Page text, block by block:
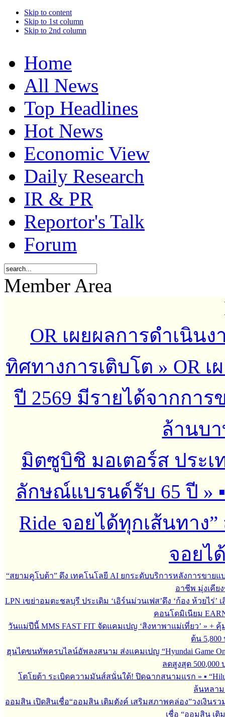
Skip to content
Skip to 1st column
Skip to 2nd column
Home
All News
Top Headlines
Hot News
Economic View
Daily Research
IR & PR
Reportor's Talk
Forum
Member Area
OR เผยผลการดำเนิน
ทิศทางการเติบโต » OR
ปี 2569 มีรายได้จากการ
ล้านบ
มิตซูบิชิ มอเตอร์ส ประเ
ลักษณ์แบรนด์รับ 65 ปี »
Ride จอยได้ทุกเส้นทาง
จอยไ
“สยามคูโบต้า” ดึง เทคโนโลยี AI ยกระดับบริการหลังการขาย
อาชีพ มุ่งเคีย
LPN เขย่าอมตะชลบุรี ประเดิม ‘เอิร์นม่วนเฟส’ดึง ‘ก้อง ห้วยไร่’
คอนโดมิเนียม
วันแม่ปีนี้ MMS FAST FIT จัดแคมเปญ ‘สิงหาพาแม่เที่ยว’ »+ คุ้
ต้น
ฮุนไดขนทัพครบไลน์อัพลงสนาม ส่งแคมเปญ “Hyundai Game
ลดสูงสุด 500,000
โตโยต้า ระเบิดความมันส์สนั่นใต้! ปิดฉากสนามแรก » ▪︎
ล้นหลาม
ออมสิน เปิดสินเชื่อ“ออมสิน เติมตังค์ เสริมสภาพคล่อง”วงเงินรว
เชื่อ “ออมสิน เติ